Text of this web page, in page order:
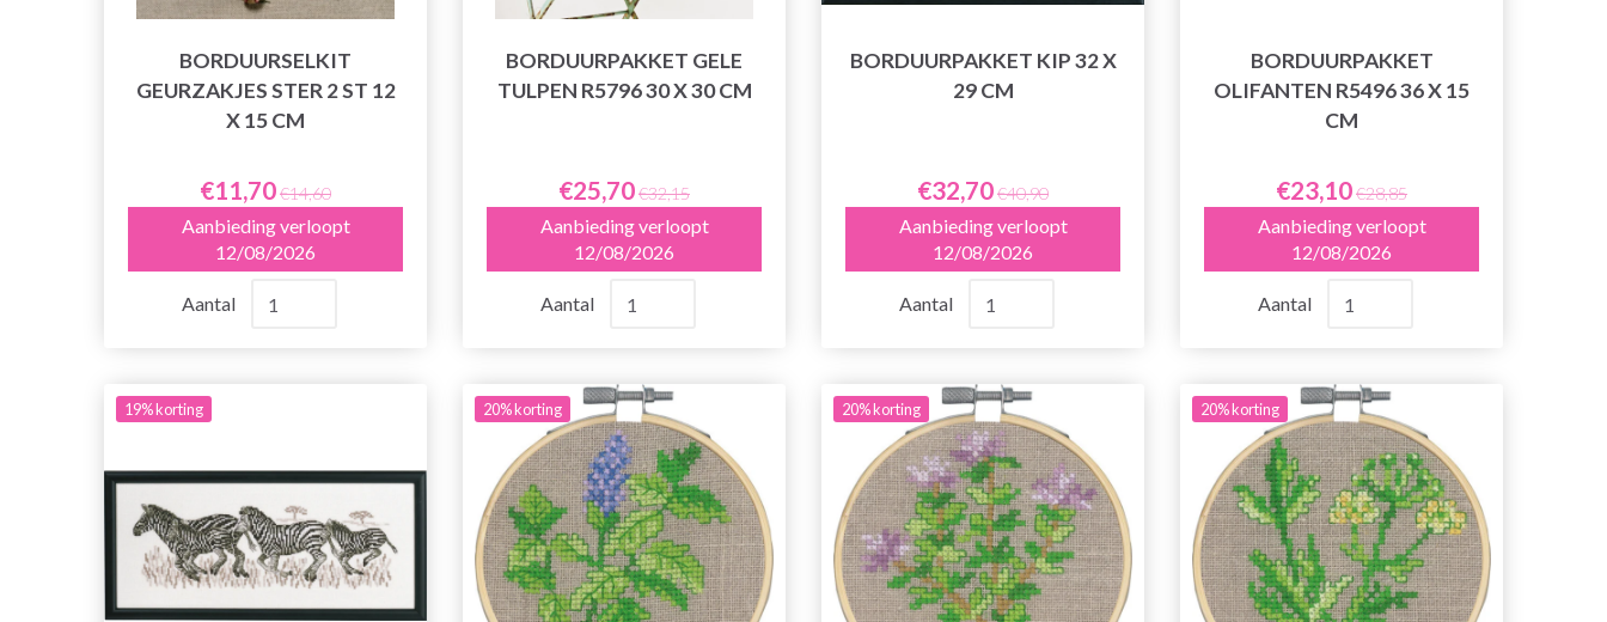
BORDUURSELKIT
GEURZAKJES STER 2 ST 12
X 15 CM
€11,70€14,60
Aanbieding verloopt
12/08/2026
Aantal
BORDUURPAKKET GELE
TULPEN R5796 30 X 30 CM
€25,70€32,15
Aanbieding verloopt
12/08/2026
Aantal
BORDUURPAKKET KIP 32 X
29 CM
€32,70€40,90
Aanbieding verloopt
12/08/2026
Aantal
BORDUURPAKKET
OLIFANTEN R5496 36 X 15
CM
€23,10€28,85
Aanbieding verloopt
12/08/2026
Aantal
19% korting 20% korting 20% korting 20% korting